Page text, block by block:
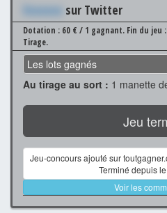
Xxxxxxx sur Twitter
Dotation : 60 € / 1 gagnant. Fin du jeu
Tirage.
Les lots gagnés
Au tirage au sort : 1 manette
Jeu
Jeu-concours ajouté sur
Terminé depuis le
Voir les